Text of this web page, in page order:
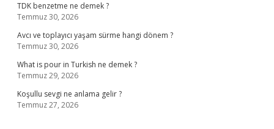
TDK benzetme ne demek ?
Temmuz 30, 2026
Avcı ve toplayıcı yaşam sürme hangi dönem ?
Temmuz 30, 2026
What is pour in Turkish ne demek ?
Temmuz 29, 2026
Koşullu sevgi ne anlama gelir ?
Temmuz 27, 2026